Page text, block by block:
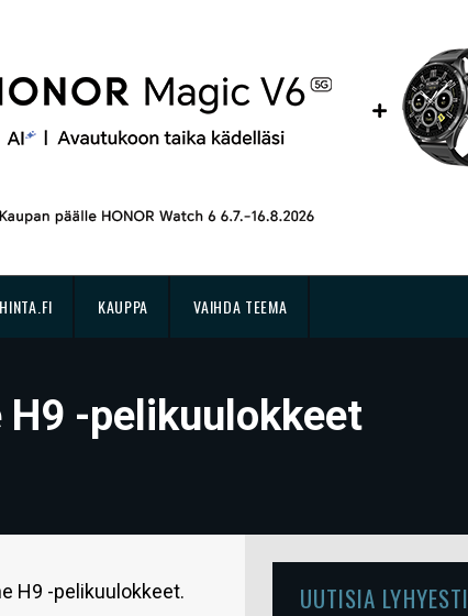
HINTA.FI KAUPPA VAIHDA TEEMA
H9 -pelikuulokkeet
H9 -pelikuulokkeet. UUTISIA LYHYESTI